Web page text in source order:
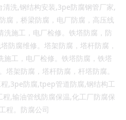
洗,钢结构安装,3pe防腐钢管厂家,
腐，桥梁防腐，电厂防腐，高压线
洗施工，电厂检修。铁塔防腐， 防
防腐维修。塔架防腐， 塔杆防腐，
施工，电厂检修。铁塔防腐，铁塔
塔架防腐， 塔杆防腐， 杆塔防腐。
,3pe防腐,tpep管道防腐,钢结构工
,输油管线防腐保温,化工厂防腐保
程。 防腐公司